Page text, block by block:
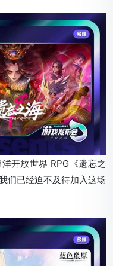
开放世界 RPG《遗忘之
们已经迫不及待加入这场